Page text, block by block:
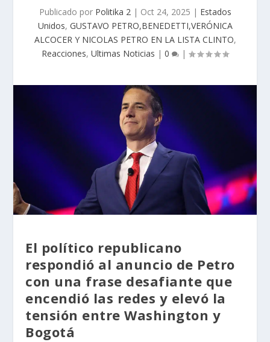
Publicado por Politika 2| Oct 24, 2025 | Estados
Unidos, GUSTAVO PETRO,BENEDETTI,VERÓNICA
ALCOCER Y NICOLAS PETRO EN LA LISTA CLINTO,
Reacciones, Ultimas Noticias | 0 |
El político republicano
respondió al anuncio de Petro
con una frase desafiante que
encendió las redes y elevó la
tensión entre Washington y
Bogotá